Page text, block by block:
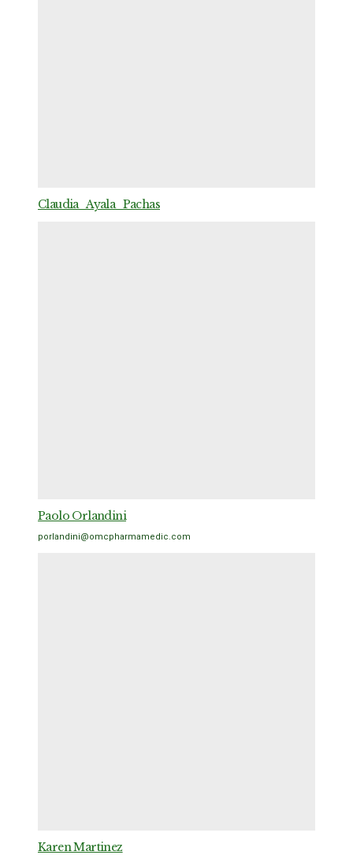
Claudia_Ayala_Pachas
Paolo Orlandini
porlandini@omcpharmamedic.com
Karen Martinez